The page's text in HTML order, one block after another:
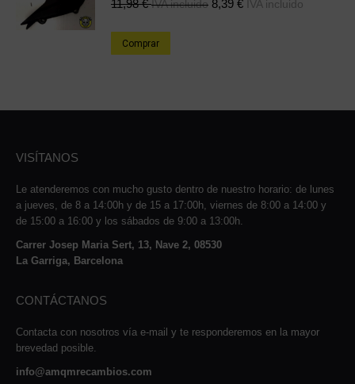
11,98€ IVA incluido 8,39 € IVA incluido
Comprar
VISÍTANOS
Le atenderemos con mucho gusto dentro de nuestro horario: de lunes
a jueves, de 8 a 14:00h y de 15 a 17:00h, viernes de 8:00 a 14:00 y
de 15:00 a 16:00 y los sábados de 9:00 a 13:00h.
Carrer Josep Maria Sert, 13, Nave 2, 08530
La Garriga, Barcelona
CONTÁCTANOS
Contacta con nosotros vía e-mail y te responderemos en la mayor
brevedad posible.
info@amqmrecambios.com